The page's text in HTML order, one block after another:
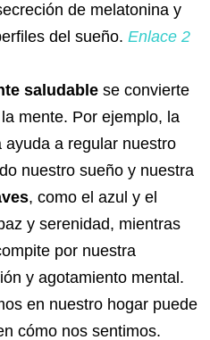
de melatonina y
del sueño. Enlace 2
saludable se convierte
mente. Por ejemplo, la
ayuda a regular nuestro
nuestro sueño y nuestra
, como el azul y el
y serenidad, mientras
por nuestra
y agotamiento mental.
en nuestro hogar puede
cómo nos sentimos.